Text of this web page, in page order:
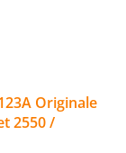
Originale
2550 /